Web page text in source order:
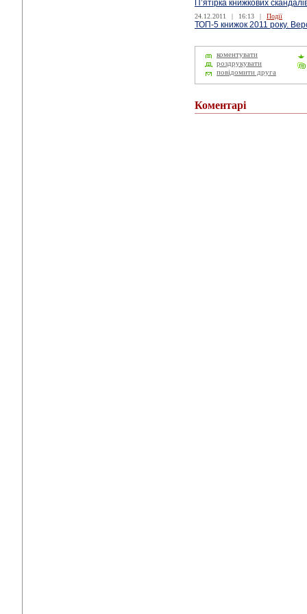
П’ятірка книжкових
24.12.2011 | 16:13 | Події
ТОП-5 книжок 2011 року.
коментувати
роздрукувати
повідомити друга
Коментарі